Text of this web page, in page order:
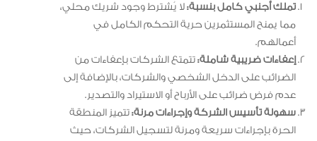
تملك أجنبي كامل بنسبة:لا يُشترط وجود شريك محلي،
مما يمنح المستثمرين حرية التحكم الكامل في
أعمالهم.
إعفاءات ضريبية شاملة:تتمتع الشركات بإعفاءات من
الضرائب على الدخل الشخصي والشركات، بالإضافة إلى
عدم فرض ضرائب على الأرباح أو الاستيراد والتصدير.
سهولة تأسيس الشركة وإجراءات مرنة:تتميز المنطقة
الحرة بإجراءات سريعة ومرنة لتسجيل الشركات، حيث